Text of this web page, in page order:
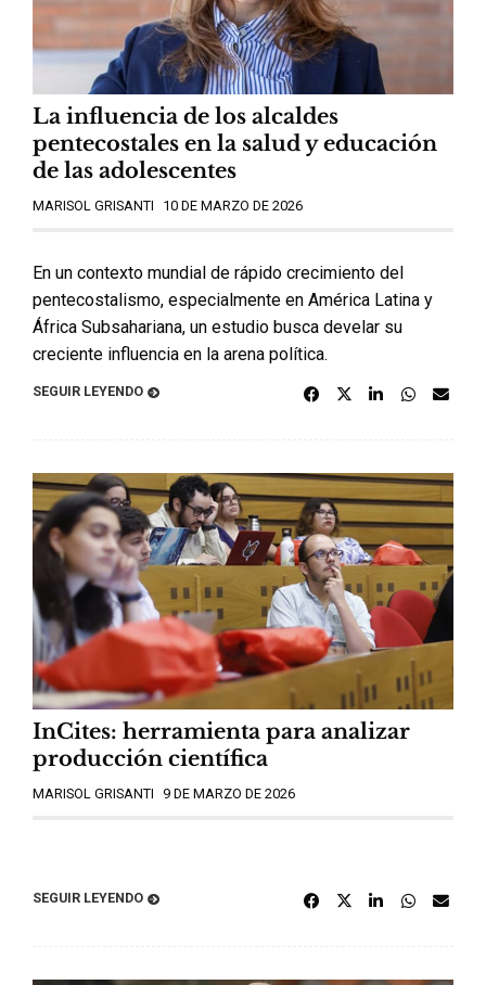
La influencia de los alcaldes
pentecostales en la salud y educación
de las adolescentes
MARISOL GRISANTI 10 DE MARZO DE 2026
En un contexto mundial de rápido crecimiento del
pentecostalismo, especialmente en América Latina y
África Subsahariana, un estudio busca develar su
creciente influencia en la arena política.
SEGUIR LEYENDO
InCites: herramienta para analizar
producción científica
MARISOL GRISANTI 9 DE MARZO DE 2026
SEGUIR LEYENDO